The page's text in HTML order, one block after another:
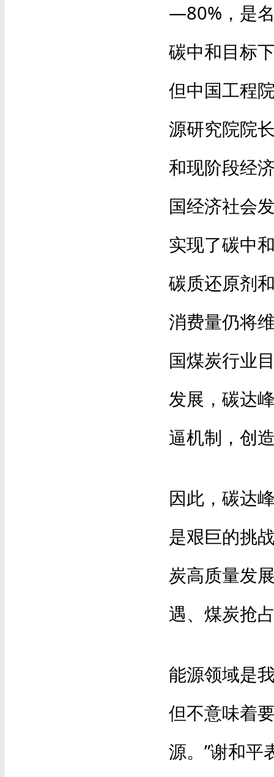
—80%，是
碳中和目标
但中国工程
源研究院院
和现阶段经
国经济社会
实现了碳中
碳质还原剂
消费量仍将
国煤炭行业
发展，碳达
逼机制，创
因此，碳达
是艰巨的挑
炭高质量发
遇、煤炭抢
能源领域是
但不意味着
源。”谢和平